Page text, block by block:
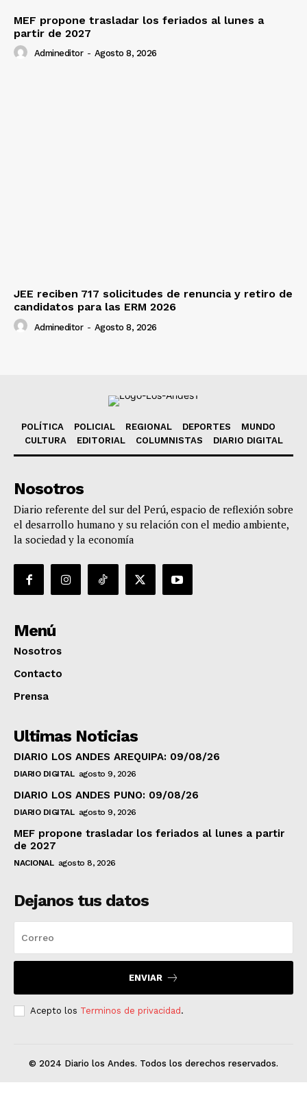
MEF propone trasladar los feriados al lunes a
partir de 2027
Admineditor - Agosto 8, 2026
JEE reciben 717 solicitudes de renuncia y retiro de
candidatos para las ERM 2026
Admineditor - Agosto 8, 2026
POLÍTICA POLICIAL REGIONAL DEPORTES
MUNDO
CULTURA
EDITORIAL COLUMNISTAS DIARIO DIGITAL
Nosotros
Diario referente del sur del Perú, espacio de reflexión sobre
el desarrollo humano y su relación con el medio ambiente,
la sociedad y la economía
Menú
Nosotros
Contacto
Prensa
Ultimas Noticias
DIARIO LOS ANDES AREQUIPA: 09/08/26
DIARIO DIGITAL agosto 9, 2026
DIARIO LOS ANDES PUNO: 09/08/26
DIARIO DIGITAL agosto 9, 2026
MEF propone trasladar los feriados al lunes a partir
de 2027
NACIONAL agosto 8, 2026
Dejanos tus datos
ENVIAR
Acepto los Terminos de privacidad.
© 2024 Diario los Andes. Todos los derechos reservados.